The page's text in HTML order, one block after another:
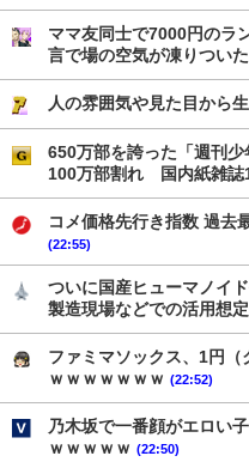
ママ友同士で7000円のラ
言で場の空気が凍りつい
人の雰囲気や見た目から
650万部を誇った「週刊
100万部割れ 国内紙雑誌
コメ価格先行き指数 過去
(22:55)
ついに国産ヒューマノイ
製造現場などでの活用想定
ファミマソックス、1円（
ｗｗｗｗｗｗｗ (22:52)
乃木坂で一番顔がエロい
ｗｗｗｗｗ (22:50)